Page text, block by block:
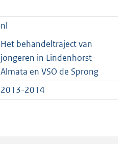
nl
Het behandeltraject van
jongeren in Lindenhorst-
Almata en VSO de Sprong
2013-2014